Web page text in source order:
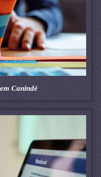
Canindé